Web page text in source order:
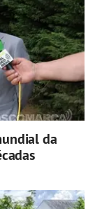
da